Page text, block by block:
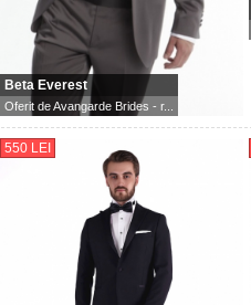
Beta Everest
Oferit deAvangarde Brides - r...
550 LEI